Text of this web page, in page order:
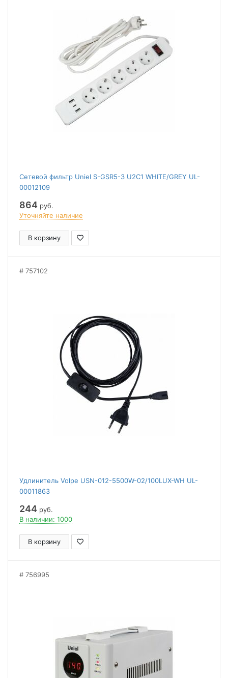
Сетевой фильтр Uniel S-GSR5-3 U2C1 WHITE/GREY UL-
00012109
864 руб.
Уточняйте наличие
В корзину
757102
Удлинитель Volpe USN-012-5500W-02/100LUX-WH UL-
00011863
244 руб.
В наличии: 1000
В корзину
756995